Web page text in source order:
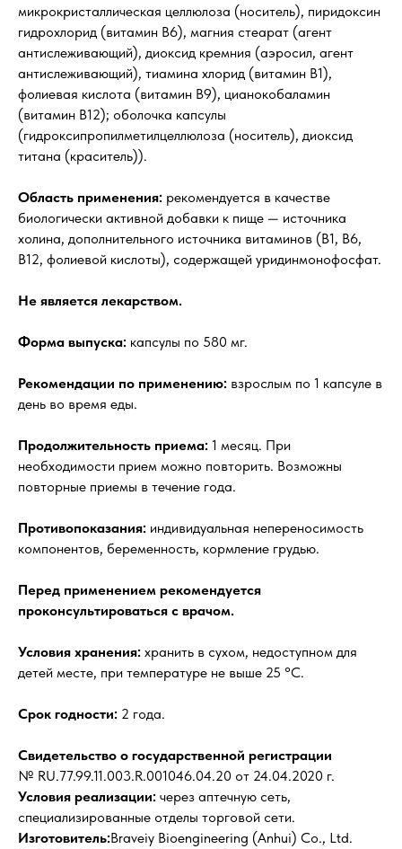
микрокристаллическая целлюлоза (носитель), пиридоксин
гидрохлорид (витамин В6), магния стеарат (агент
антислеживающий), диоксид кремния (аэросил, агент
антислеживающий), тиамина хлорид (витамин В1),
фолиевая кислота (витамин В9), цианокобаламин
(витамин В12); оболочка капсулы
(гидроксипропилметилцеллюлоза (носитель), диоксид
титана (краситель)).
Область применения: рекомендуется в качестве
биологически активной добавки к пище — источника
холина, дополнительного источника витаминов (В1, В6,
В12, фолиевой кислоты), содержащей уридинмонофосфат.
Не является лекарством.
Форма выпуска: капсулы по 580 мг.
Рекомендации по применению: взрослым по 1 капсуле в
день во время еды.
Продолжительность приема: 1 месяц. При
необходимости прием можно повторить. Возможны
повторные приемы в течение года.
Противопоказания: индивидуальная непереносимость
компонентов, беременность, кормление грудью.
Перед применением рекомендуется
проконсультироваться с врачом.
Условия хранения: хранить в сухом, недоступном для
детей месте, при температуре не выше 25 °С.
Срок годности: 2 года.
Свидетельство о государственной регистрации
№ RU.77.99.11.003.R.001046.04.20 от 24.04.2020 г.
Условия реализации: через аптечную сеть,
специализированные отделы торговой сети.
Изготовитель:Braveiy Bioengineering (Anhui) Co., Ltd.